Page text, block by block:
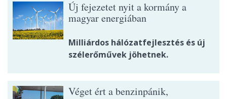
Új fejezetet nyit a kormány a
magyar energiában
Milliárdos hálózatfejlesztés és új
szélerőművek jöhetnek.
Véget ért a benzinpánik,